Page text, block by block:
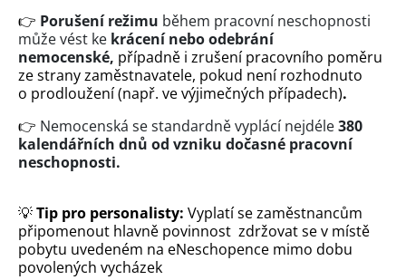
👉 Porušení režimu během pracovní neschopnosti
může vést ke krácení nebo odebrání
nemocenské, případně i zrušení pracovního poměru
ze strany zaměstnavatele, pokud není rozhodnuto
o prodloužení (např. ve výjimečných případech).
👉 Nemocenská se standardně vyplácí nejdéle380
kalendářních dnů od vzniku dočasné pracovní
neschopnosti.
💡Tip pro personalisty: Vyplatí se zaměstnancům
připomenout hlavně povinnost zdržovat se v místě
pobytu uvedeném na eNeschopence mimo dobu
povolených vycházek